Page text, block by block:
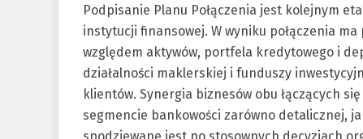
Podpisanie Planu Połączenia jest kolejnym
instytucji finansowej. W wyniku połączenia
względem aktywów, portfela kredytowego i
działalności maklerskiej i funduszy
klientów. Synergia biznesów obu łączących
segmencie bankowości zarówno detalicznej,